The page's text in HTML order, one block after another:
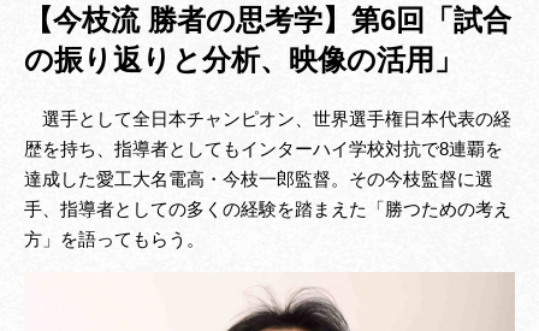
【今枝流 勝者の思考学】第6回「試合
の振り返りと分析、映像の活用」
選手として全日本チャンピオン、世界選手権日本代表の経
歴を持ち、指導者としてもインターハイ学校対抗で8連覇を
達成した愛工大名電高・今枝一郎監督。その今枝監督に選
手、指導者としての多くの経験を踏まえた「勝つための考え
方」を語ってもらう。